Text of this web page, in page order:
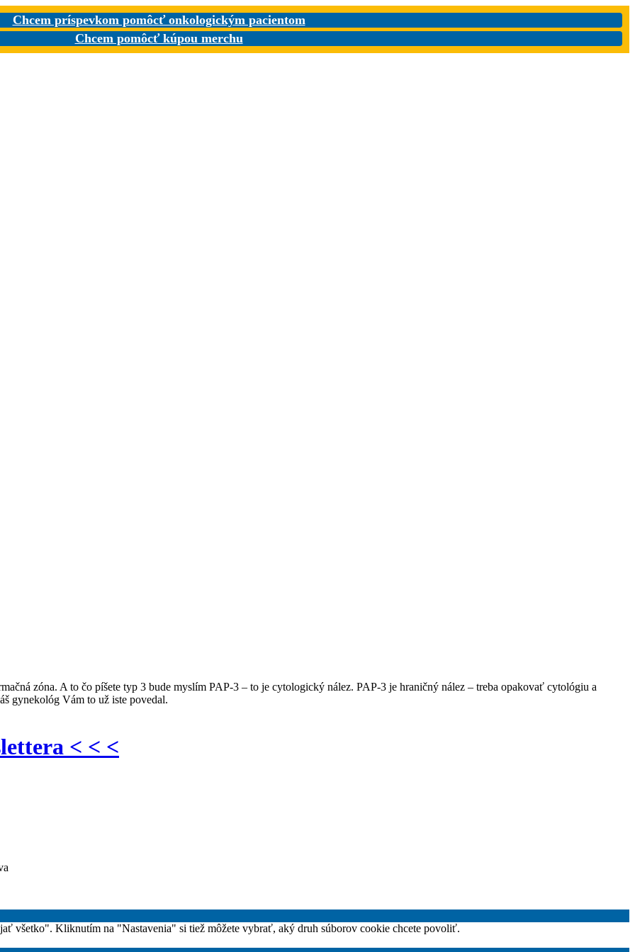
Chcem príspevkom pomôcť onkologickým pacientom
Chcem pomôcť kúpou merchu
zóna. A to čo píšete typ 3 bude myslím PAP-3 – to je cytologický nález. PAP-3 je hraničný nález – treba opakovať cytológiu a
gynekológ Vám to už iste povedal.
< < <
všetko". Kliknutím na "Nastavenia" si tiež môžete vybrať, aký druh súborov cookie chcete povoliť.